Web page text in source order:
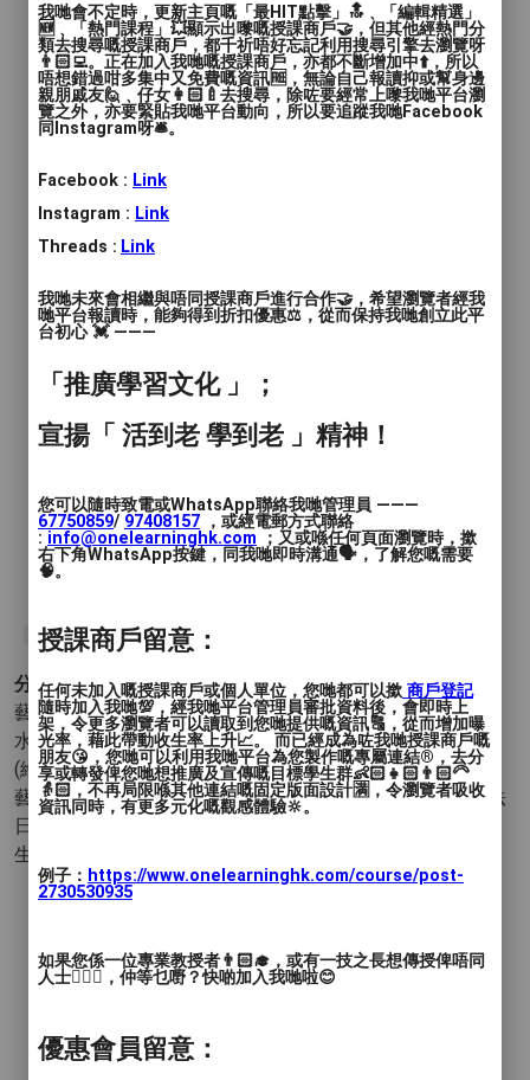
教學模式: 面授
時間: 60分鐘
價錢: $123-212
服務地區: 荃灣區
兒童創意畫班至成人油彩班，中國水墨畫
#Art class #painting
分類 :
藝術與設計 - 繪畫- 流體畫 木顏色畫 酒精墨水畫 素描 油畫
水彩畫 水墨畫 粉彩畫 水粉畫 丙烯畫(塑膠彩) 蠟筆畫 其他
(繪畫)
藝術與設計 - 書法- 楷書 行書 草書 隸書 篆書 其他中國書法
日本書道 西方書法
生活品味 - 工作坊(Workshop)
我哋會不定時，更新主頁嘅「最HIT點擊」🔝﹑「編輯精選」
🆕﹑「熱門課程」💥顯示出嚟嘅授課商戶🤝，但其他經熱門分
類去搜尋嘅授課商戶，都千祈唔好忘記利用搜尋引擎去瀏覽呀
👨🏻‍💻。正在加入我哋嘅授課商戶，亦都不斷增加中⬆️，所以
唔想錯過咁多集中又免費嘅資訊🆓，無論自己報讀抑或幫身邊
親朋戚友🙋﹑仔女👩🏻‍🍼去搜尋，除咗要經常上嚟我哋平台瀏
覽之外，亦要緊貼我哋平台動向，所以要追蹤我哋Facebook
同Instagram呀🛎️。
Facebook : Link
Instagram : Link
Threads : Link
我哋未來會相繼與唔同授課商戶進行合作🤝，希望瀏覽者經我
哋平台報讀時，能夠得到折扣優惠⚖️，從而保持我哋創立此平
台初心 💓 ———
「推廣學習文化 」；
宣揚「 活到老 學到老 」精神！
您可以隨時致電或WhatsApp聯絡我哋管理員 ———
67750859/ 97408157 ，或經電郵方式聯絡
: info@onelearninghk.com ；又或喺任何頁面瀏覽時，撳
右下角WhatsApp按鍵，同我哋即時溝通🗣️，了解您嘅需要
🧠。
授課商戶留意：
任何未加入嘅授課商戶或個人單位，您哋都可以撳 商戶登記
隨時加入我哋💯，經我哋平台管理員審批資料後，會即時上
架，令更多瀏覽者可以讀取到您哋提供嘅資訊🔠，從而增加曝
光率，藉此帶動收生率上升📈。 而已經成為咗我哋授課商戶嘅
朋友😘，您哋可以利用我哋平台為您製作嘅專屬連結®️，去分
享或轉發俾您哋想推廣及宣傳嘅目標學生群👶🏻👧🏻👨🏻‍🦳
👵🏻，不再局限喺其他連結嘅固定版面設計🈵，令瀏覽者吸收
資訊同時，有更多元化嘅觀感體驗🔆。
例子： https://www.onelearninghk.com/course/post-
2730530935
如果您係一位專業教授者👨🏻‍🎓，或有一技之長想傳授俾唔同
人士🙋🏻‍♂️，仲等乜嘢？快啲加入我哋啦😊
優惠會員留意：